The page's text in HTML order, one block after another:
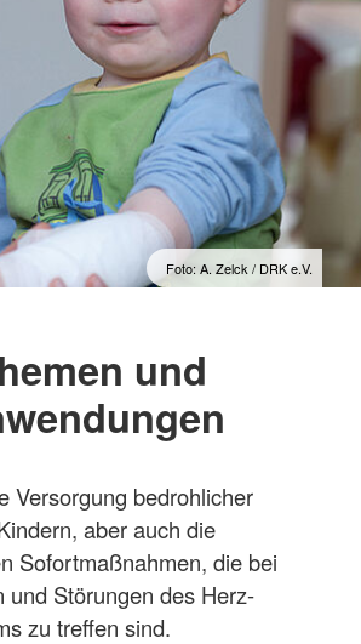
Foto: A. Zelck / DRK e.V.
und
Versorgung bedrohlicher
aber auch die
Sofortmaßnahmen, die bei
und Störungen des Herz-
zu treffen sind.